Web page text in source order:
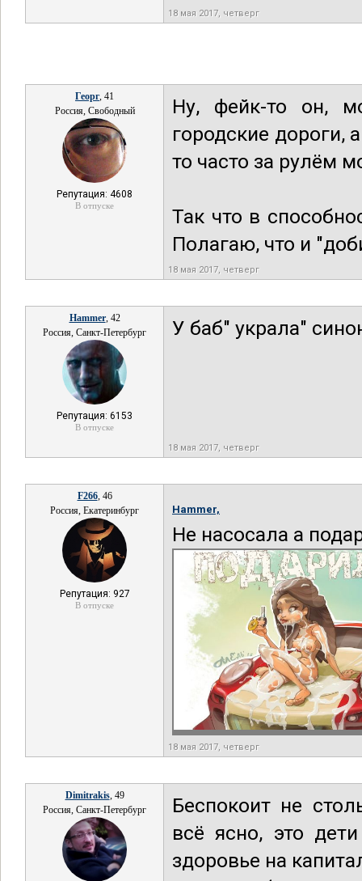
18 мая 2017, четверг
Георг, 41
Россия, Свободный
Репутация: 4608
В отпуске
Ну, фейк-то он,
городские дороги,
то часто за рулём
Так что в
Полагаю, что и
18 мая 2017, четверг
Hammer, 42
Россия, Санкт-Петербург
Репутация: 6153
В отпуске
У баб" украла"
18 мая 2017, четверг
F266, 46
Россия, Екатеринбург
Репутация: 927
В отпуске
Hammer,
Не насосала а
18 мая 2017, четверг
Dimitrakis, 49
Россия, Санкт-Петербург
Беспокоит не
всё ясно, это
здоровье на